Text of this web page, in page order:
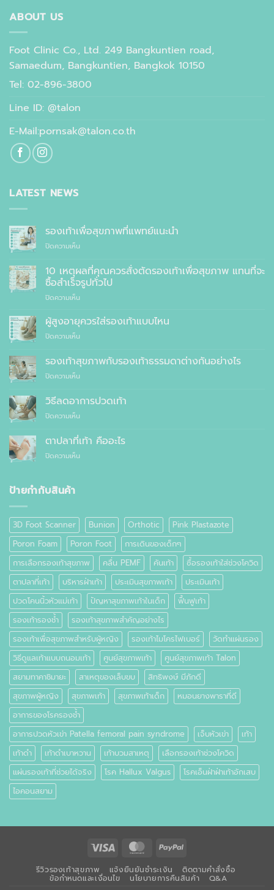
ABOUT US
Foot Clinic Co., Ltd. 249 Bangkuntien road,
Samaedum, Bangkuntien, Bangkok 10150
Tel: 02-896-3800
Line ID: @talon
E-Mail:pornsak@talon.co.th
LATEST NEWS
รองเท้าเพื่อสุขภาพที่แพทย์แนะนำ
ปิดความเห็นบน
เพื่อ
สุขภาพ
ที่
แพทย์
10 เหตุผลที่คุณควรสั่งตัดรองเท้าเพื่อสุขภาพ แทนที่จะ
ซื้อสำเร็จรูปทั่วไป
ปิดความเห็นบน
เหตุผล
คุณ
สั่ง
ตัด
รองเท้า
สุขภาพ
สำเร็จรูป
ทั่วไป
ผู้สูงอายุควรใส่รองเท้าแบบไหน
ปิดความเห็นบน
สูง
อายุ
ควร
รองเท้า
ไหน
รองเท้าสุขภาพกับรองเท้าธรรมดาต่างกันอย่างไร
ปิดความเห็นบน
สุขภาพ
กับ
รองเท้า
ต่าง
อย่างไร
วิธีลดอาการปวดเท้า
ปิดความเห็นบน
ลด
อาการ
ปวด
ตาปลาที่เท้า คืออะไร
ปิดความเห็นบน
ป้ายกำกับสินค้า
3D Foot Scanner Bunion Orthotic
Pink Plastazote
Poron Foam
Poron Foot
การเดินของเด็กๆ
การเลือกรองเท้าสุขภาพ
คลื่น PEMF คันเท้า
ซื้อรองเท้าใส่ช่วงโควิด
ตาปลาที่เท้า
บริหารฝ่าเท้า ประเมินสุขภาพเท้า
ประเมินเท้า
ปวดโคนนิ้วหัวแม่เท้า
ปัญหาสุขภาพเท้าในเด็ก
ฟื้นฟูเท้า
รองเท้ารองช้ำ
รองเท้าสุขภาพสำคัญอย่างไร
รองเท้าเพื่อสุขภาพสำหรับผู้หญิง
รองเท้าไมโครไฟเบอร์
วัดทำแผ่นรอง
วิธีดูแลเท้าแบบถนอมเท้า
ศูนย์สุขภาพเท้า
ศูนย์สุขภาพเท้า Talon
สยามทาคาชิมายะ
สาเหตุของเล็บขบ
สิทธิพงษ์ มีภักดี
สุขภาพผู้หญิง
สุขภาพเท้า สุขภาพเท้าเด็ก
หมอนยางพาราที่ดี
อาการของโรครองช้ำ
อาการปวดหัวเข่า Patella femoral pain syndrome
เจ็บหัวเข่า
เท้า
เท้าดำ
เท้าดำเบาหวาน เท้าบวมสาเหตุ
เลือกรองเท้าช่วงโควิด
แผ่นรองเท้าที่ช่วยได้จริง
โรค Hallux Valgus
โรคเอ็นฝ่าฝ่าเท้าอักเสบ
ไอคอนสยาม
Visa MasterCardPayPal
รีวิวรองเท้าสุขภาพ แจ้งยืนยันชำระเงิน ติดตามคำสั่งซื้อ
ข้อกำหนดและเงื่อนไข นโยบายการคืนสินค้า Q&A